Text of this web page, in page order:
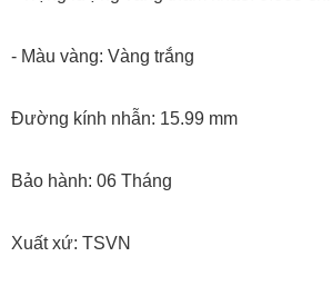
- Màu vàng: Vàng trắng
Đường kính nhẫn: 15.99 mm
Bảo hành: 06 Tháng
Xuất xứ: TSVN